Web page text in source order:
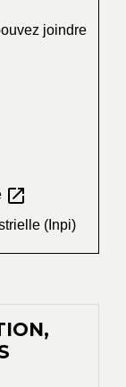
joindre
open_in_new
(Inpi)